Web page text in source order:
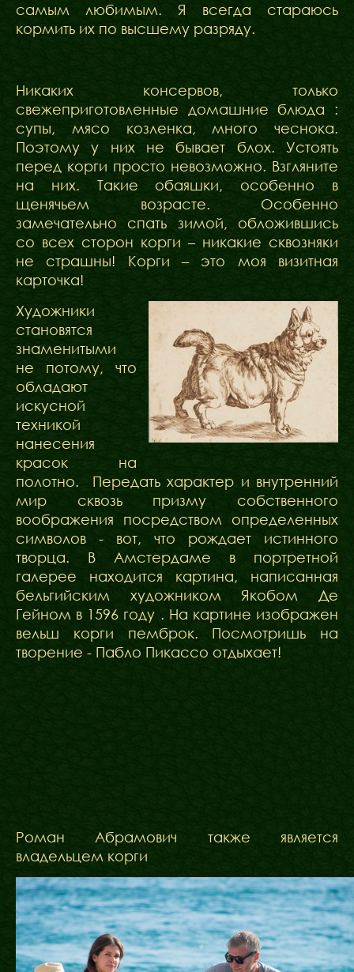
самым любимым. Я всегда стараюсь
кормить их по высшему разряду.
Никаких консервов, только
свежеприготовленные домашние блюда :
супы, мясо козленка, много чеснока.
Поэтому у них не бывает блох. Устоять
перед корги просто невозможно. Взгляните
на них. Такие обаяшки, особенно в
щенячьем возрасте. Особенно
замечательно спать зимой, обложившись
со всех сторон корги – никакие сквозняки
не страшны! Корги – это моя визитная
карточка!
Художники
становятся
знаменитыми
не потому, что
обладают
искусной
техникой
нанесения
красок на
полотно. Передать характер и внутренний
мир сквозь призму собственного
воображения посредством определенных
символов - вот, что рождает истинного
творца. В Амстердаме в портретной
галерее находится картина, написанная
бельгийским художником Якобом Де
Гейном в 1596 году . На картине изображен
вельш корги пемброк. Посмотришь на
творение - Пабло Пикассо отдыхает!
Роман Абрамович также является
владельцем корги